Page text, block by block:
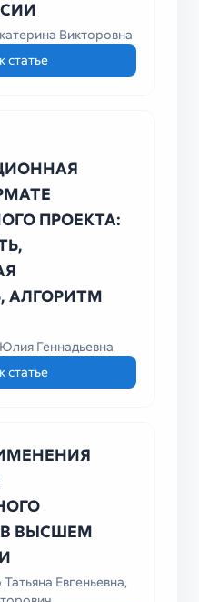
Викторовна
статье
ПРОЕКТА:
АЛГОРИТМ
Геннадьевна
статье
В ВЫСШЕМ
Евгеньевна,